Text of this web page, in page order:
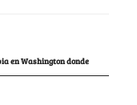
en Washington donde